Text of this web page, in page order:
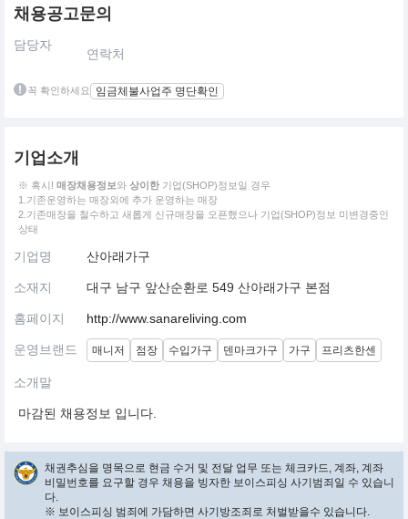
채용공고문의
담당자
연락처
꼭 확인하세요 임금체불사업주 명단확인
기업소개
※ 혹시! 매장채용정보와 상이한 기업(SHOP)정보일 경우
1.기존운영하는 매장외에 추가 운영하는 매장
2.기존매장을 철수하고 새롭게 신규매장을 오픈했으나 기업(SHOP)정보 미변경중인
상태
기업명 산아래가구
소재지 대구 남구 앞산순환로 549 산아래가구 본점
홈페이지 http://www.sanareliving.com
운영브랜드 매니저 점장 수입가구 덴마크가구 가구 프리츠한센
소개말
마감된 채용정보 입니다.
채권추심을 명목으로 현금 수거 및 전달 업무 또는 체크카드, 계좌, 계좌
비밀번호를 요구할 경우 채용을 빙자한 보이스피싱 사기범죄일 수 있습니
다.
※ 보이스피싱 범죄에 가담하면 사기방조죄로 처벌받을수 있습니다.